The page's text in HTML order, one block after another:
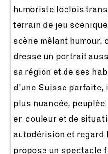
humoriste loclois
terrain de jeu
scène mêlant humour,
dresse un portrait
sa région et de ses
d’une Suisse parfaite,
plus nuancée,
en couleur et de
autodérision et regard
propose un spectacle